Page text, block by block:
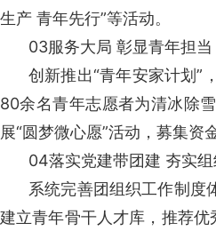
生产 青年先行”等活动。
03服务大局 彰显青年担当
创新推出“青年安家计划”
80余名青年志愿者为清冰除
展“圆梦微心愿”活动，募集
04落实党建带团建 夯实
系统完善团组织工作制度
建立青年骨干人才库，推荐